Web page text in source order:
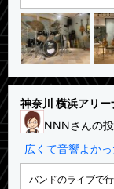
神奈川 横浜アリー
NNNさんの
広くて音響よかっ
バンドのライブで